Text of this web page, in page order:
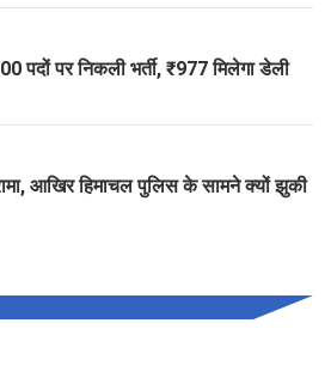
पदों पर निकली भर्ती, ₹977 मिलेगा डेली
आखिर हिमाचल पुलिस के सामने क्यों झुकी